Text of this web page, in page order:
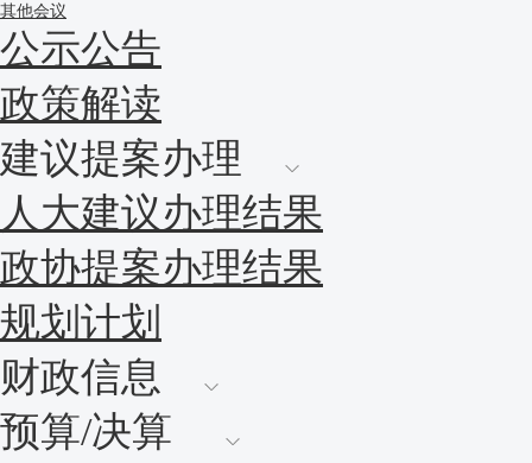
其他会议
公示公告
政策解读
建议提案办理
人大建议办理结果
政协提案办理结果
规划计划
财政信息
预算/决算